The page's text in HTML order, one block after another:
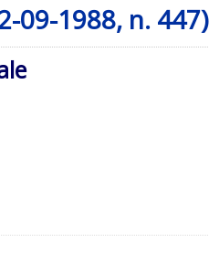
09-1988, n. 447)